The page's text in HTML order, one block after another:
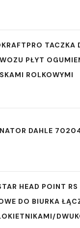
TACZKA
PŁYT
ROLKOWYMI
DAHLE
HEAD POINT RS
DO BIURKA